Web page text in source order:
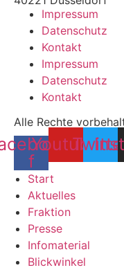
Impressum
Datenschutz
Kontakt
Impressum
Datenschutz
Kontakt
Alle Rechte
f
Youtube
Start
Aktuelles
Fraktion
Presse
Infomaterial
Blickwinkel